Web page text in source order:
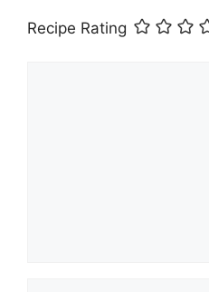
Recipe Rating